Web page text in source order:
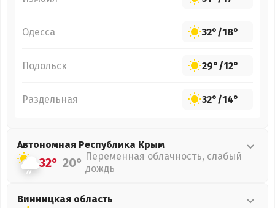
Одесса 32°/18°
Подольск 29°/12°
Раздельная 32°/14°
Автономная Республика Крым
32° 20° Переменная облачность, слабый
дождь
Винницкая область